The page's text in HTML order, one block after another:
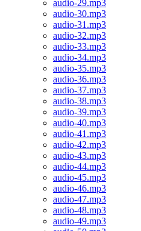
audio-29.mp3
audio-30.mp3
audio-31.mp3
audio-32.mp3
audio-33.mp3
audio-34.mp3
audio-35.mp3
audio-36.mp3
audio-37.mp3
audio-38.mp3
audio-39.mp3
audio-40.mp3
audio-41.mp3
audio-42.mp3
audio-43.mp3
audio-44.mp3
audio-45.mp3
audio-46.mp3
audio-47.mp3
audio-48.mp3
audio-49.mp3